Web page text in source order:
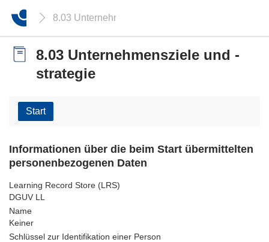
8.03 Unternehmensziele und -strategie
8.03 Unternehmensziele und -
strategie
Start
Informationen über die beim Start übermittelten
personenbezogenen Daten
Learning Record Store (LRS)
DGUV LL
Name
Keiner
Schlüssel zur Identifikation einer Person